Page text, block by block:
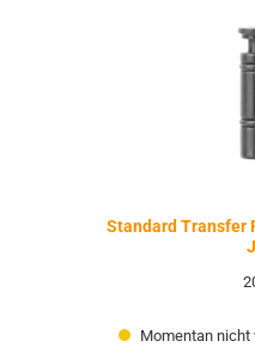
Standard Transfer
Momentan nicht